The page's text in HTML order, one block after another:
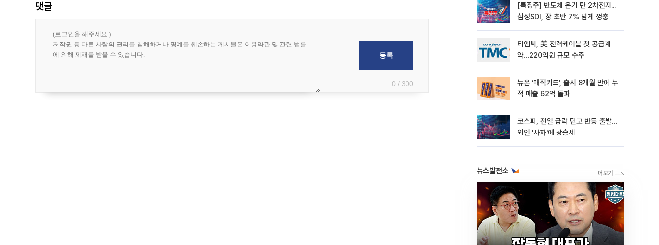
댓글
0 / 300
[특징주] 반도체 온기 탄 2차전지...
삼성SDI, 장 초반 7% 넘게 껑충
티엠씨, 美 전력케이블 첫 공급계
약…220억원 규모 수주
뉴온 ‘매직키드’, 출시 8개월 만에 누
적 매출 62억 돌파
코스피, 전일 급락 딛고 반등 출발…
외인 '사자'에 상승세
뉴스발전소